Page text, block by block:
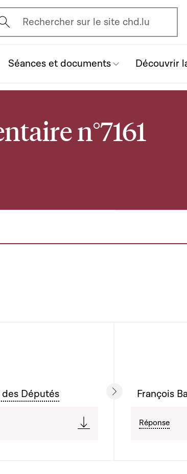
l'écran de recherche
Rechercher sur le site chd.lu
Séances et documents Découvrir
n°7161
Députés François
Réponse